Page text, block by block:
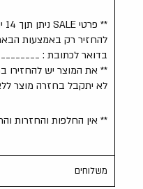
** פרטי SALE ניתן תןך 14 יום
להחזיר רק באמצעות
בדואר לכתובת :
** את המוצר יש להחזירו
לא יתקבל בחזרה מוצר
** אין החלפות והחזרות
משלוחים